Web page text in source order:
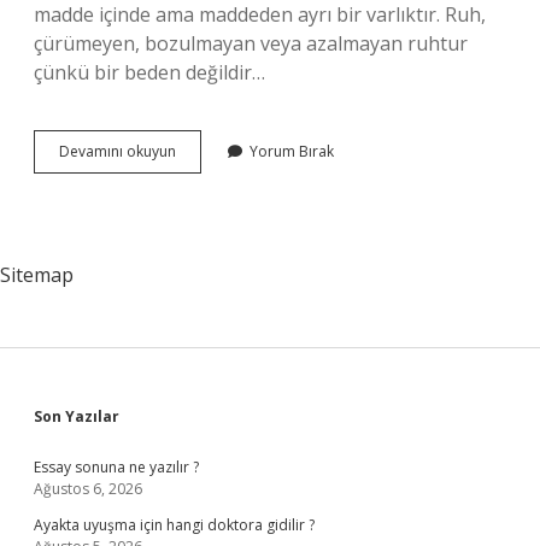
madde içinde ama maddeden ayrı bir varlıktır. Ruh,
çürümeyen, bozulmayan veya azalmayan ruhtur
çünkü bir beden değildir…
Devamını okuyun
Nur
Yorum Bırak
Sitemap
Sidebar
Son Yazılar
Essay sonuna ne yazılır ?
Ağustos 6, 2026
Ayakta uyuşma için hangi doktora gidilir ?